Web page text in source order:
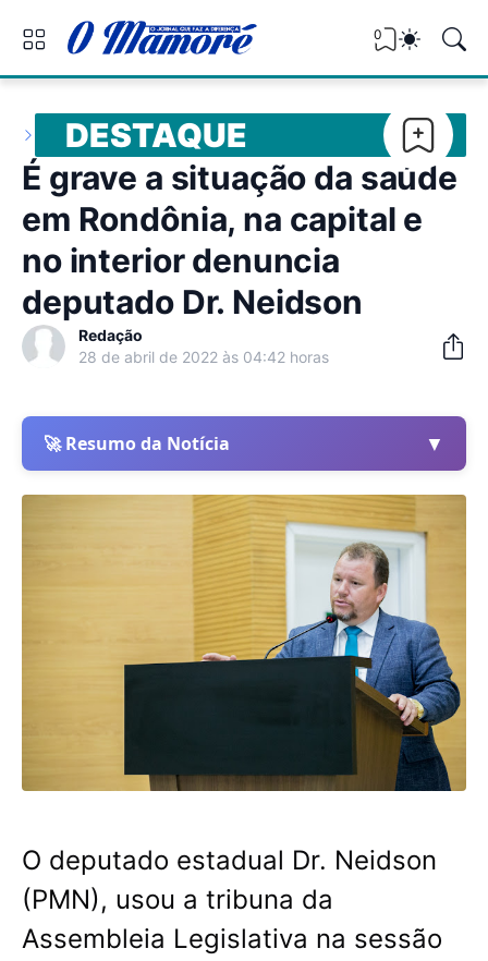
0
DESTAQUE
É grave a situação da saúde
em Rondônia, na capital e
no interior denuncia
deputado Dr. Neidson
Redação
28 de abril de 2022 às 04:42 horas
🚀 Resumo da Notícia ▼
O deputado estadual Dr. Neidson
(PMN), usou a tribuna da
Assembleia Legislativa na sessão